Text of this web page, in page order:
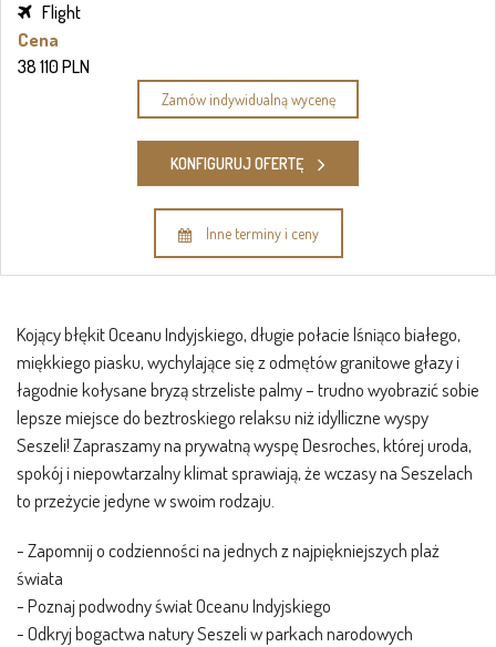
Flight
Cena
38 110 PLN
Zamów indywidualną wycenę
KONFIGURUJ OFERTĘ
Inne terminy i ceny
Kojący błękit Oceanu Indyjskiego, długie połacie lśniąco białego,
miękkiego piasku, wychylające się z odmętów granitowe głazy i
łagodnie kołysane bryzą strzeliste palmy – trudno wyobrazić sobie
lepsze miejsce do beztroskiego relaksu niż idylliczne wyspy
Seszeli! Zapraszamy na prywatną wyspę Desroches, której uroda,
spokój i niepowtarzalny klimat sprawiają, że wczasy na Seszelach
to przeżycie jedyne w swoim rodzaju.
- Zapomnij o codzienności na jednych z najpiękniejszych plaż
świata
- Poznaj podwodny świat Oceanu Indyjskiego
- Odkryj bogactwa natury Seszeli w parkach narodowych